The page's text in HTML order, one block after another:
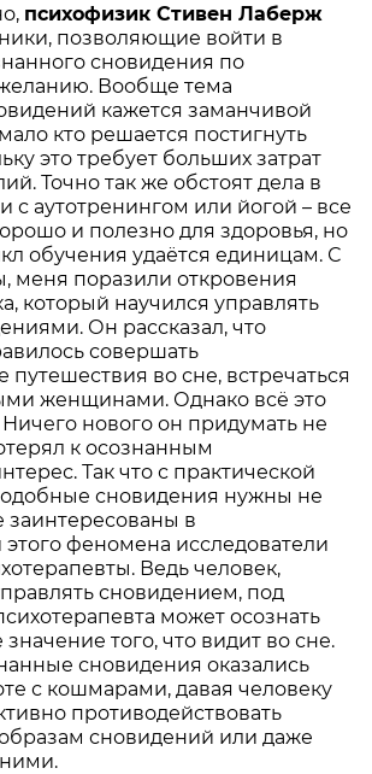
психофизик Стивен Лаберж
позволяющие войти в
сновидения по
Вообще тема
кажется заманчивой
кто решается постигнуть
это требует больших затрат
Точно так же обстоят дела в
с ауто­тренингом или йогой – все
и полезно для здоровья, но
обучения удаётся единицам. С
меня поразили откровения
который научился управлять
Он рассказал, что
совершать
путешествия во сне, встречаться
женщинами. Однако всё это
нового он придумать не
к осознанным
Так что с практической
сновидения нужны не
заинтересованы в
феномена исследователи
Ведь человек,
сновидением, под
может осознать
того, что видит во сне.
сновидения оказались
с кошмарами, давая человеку
противодействовать
сновидений или даже